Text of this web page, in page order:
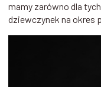
mamy zarówno dla
dziewczynek na okres